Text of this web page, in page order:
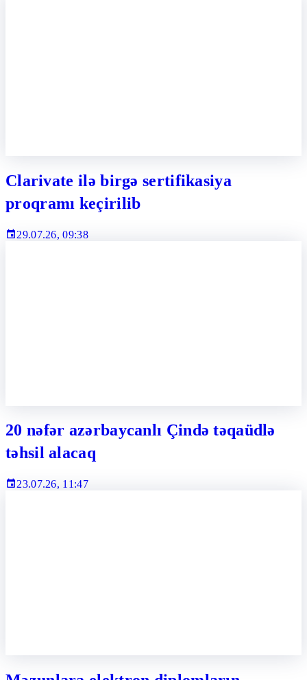
Clarivate ilə birgə sertifikasiya
proqramı keçirilib
29.07.26, 09:38
20 nəfər azərbaycanlı Çində təqaüdlə
təhsil alacaq
23.07.26, 11:47